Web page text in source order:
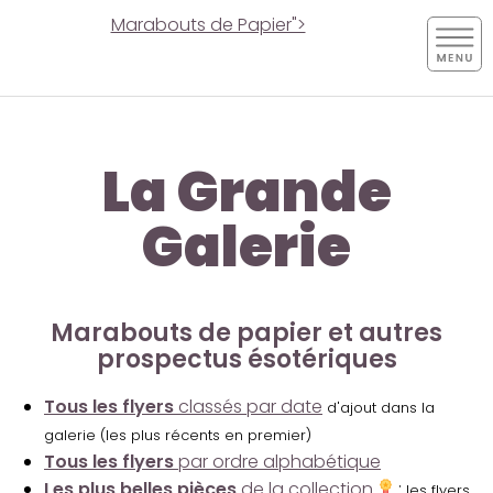
Marabouts de Papier">
La Grande
Galerie
Marabouts de papier et autres
prospectus ésotériques
Tous les flyers classés par date d'ajout dans la
galerie (les plus récents en premier)
Tous les flyerspar ordre alphabétique